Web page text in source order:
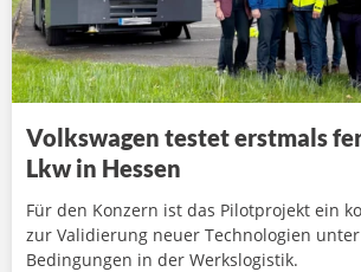
Volkswagen testet erstmals
Lkw in Hessen
Für den Konzern ist das Pilotprojekt ein
zur Validierung neuer Technologien
Bedingungen in der Werkslogistik.